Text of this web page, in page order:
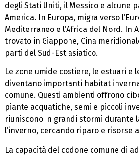
degli Stati Uniti, il Messico e alcune
America. In Europa, migra verso
Mediterraneo e l’Africa del Nord. In
trovato in Giappone, Cina
parti del Sud-Est asiatico.
Le zone umide costiere, le estuari e
diventano importanti habitat
comune. Questi ambienti offrono
piante acquatiche, semi e piccoli
riuniscono in grandi stormi durante
l’inverno, cercando riparo e risorse
La capacità del codone comune di